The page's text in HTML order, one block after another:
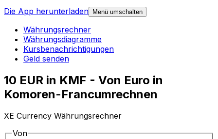
Die App herunterladen
Menü umschalten
Währungsrechner
Währungsdiagramme
Kursbenachrichtigungen
Geld senden
10 EUR in KMF - Von Euro in
Komoren-Francumrechnen
XE Currency Währungsrechner
Von